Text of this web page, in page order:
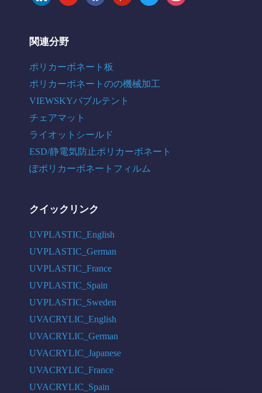
関連分野
ポリカーボネート板
ポリカーボネートのの機械加工
VIEWSKYバブルテント
チェアマット
ライオットシールド
ESD/静電気防止ポリカーボネート
ぽポリカーボネートフィルム
クイックリンク
UVPLASTIC_English
UVPLASTIC_German
UVPLASTIC_France
UVPLASTIC_Spain
UVPLASTIC_Sweden
UVACRYLIC_English
UVACRYLIC_German
UVACRYLIC_Japanese
UVACRYLIC_France
UVACRYLIC_Spain